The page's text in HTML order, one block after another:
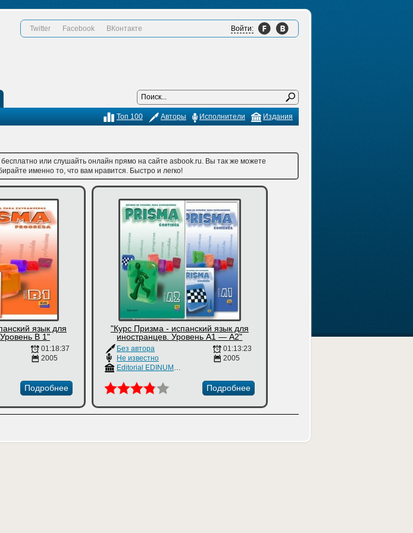
Twitter Facebook ВКонтакте Войти:
Издания
Исполнители
Авторы
Топ 100
или слушайть онлайн прямо на сайте asbook.ru. Вы так же можете
именно то, что вам нравится. Быстро и легко!
язык для
В 1"
01:18:37
2005
Подробнее
"Курс Призма - испанский язык для
иностранцев. Уровень A1 — А2"
Без автора
Не известно
Editorial EDINUMEN
01:13:23
2005
Подробнее